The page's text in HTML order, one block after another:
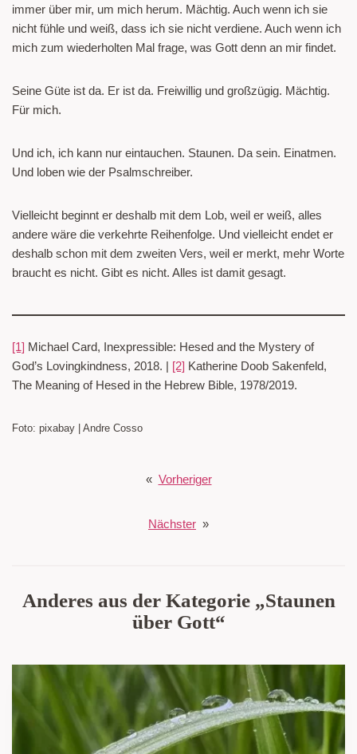
immer über mir, um mich herum. Mächtig. Auch wenn ich sie
nicht fühle und weiß, dass ich sie nicht verdiene. Auch wenn ich
mich zum wiederholten Mal frage, was Gott denn an mir findet.
Seine Güte ist da. Er ist da. Freiwillig und großzügig. Mächtig.
Für mich.
Und ich, ich kann nur eintauchen. Staunen. Da sein. Einatmen.
Und loben wie der Psalmschreiber.
Vielleicht beginnt er deshalb mit dem Lob, weil er weiß, alles
andere wäre die verkehrte Reihenfolge. Und vielleicht endet er
deshalb schon mit dem zweiten Vers, weil er merkt, mehr Worte
braucht es nicht. Gibt es nicht. Alles ist damit gesagt.
[1] Michael Card, Inexpressible: Hesed and the Mystery of
God’s Lovingkindness, 2018. | [2] Katherine Doob Sakenfeld,
The Meaning of Hesed in the Hebrew Bible, 1978/2019.
Foto: pixabay | Andre Cosso
« Vorheriger
Nächster »
Anderes aus der Kategorie „Staunen
über Gott“